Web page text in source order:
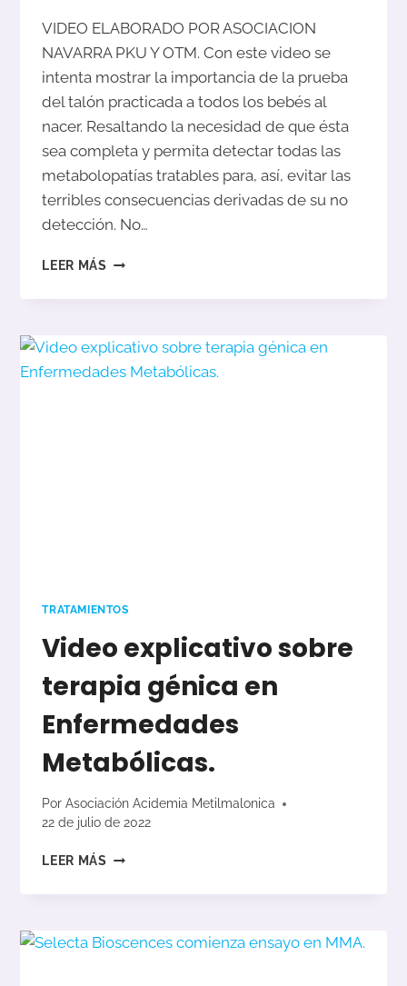
VIDEO ELABORADO POR ASOCIACION
NAVARRA PKU Y OTM. Con este video se
intenta mostrar la importancia de la prueba
del talón practicada a todos los bebés al
nacer. Resaltando la necesidad de que ésta
sea completa y permita detectar todas las
metabolopatías tratables para, así, evitar las
terribles consecuencias derivadas de su no
detección. No…
LEER MÁS LA
DE
DEL
TALÓN
TRATAMIENTOS
Video explicativo sobre
terapia génica en
Enfermedades
Metabólicas.
Por Asociación Acidemia Metilmalonica
22 de julio de 2022
LEER MÁS VIDEO
SOBRE
EN